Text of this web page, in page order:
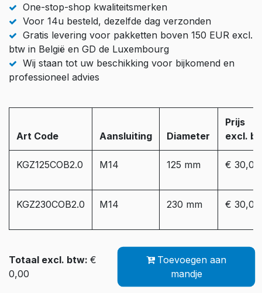
One-stop-shop kwaliteitsmerken
Voor 14u besteld, dezelfde dag verzonden
Gratis levering voor pakketten boven 150 EUR excl.
btw in België en GD de Luxembourg
Wij staan tot uw beschikking voor bijkomend en
professioneel advies
Art Code Aansluiting Diameter
Prijs
excl.
KGZ125COB2.0 M14 125 mm € 30,00
KGZ230COB2.0 M14 230 mm € 30,00
Totaal excl. btw: €
0,00
Toevoegen aan
mandje